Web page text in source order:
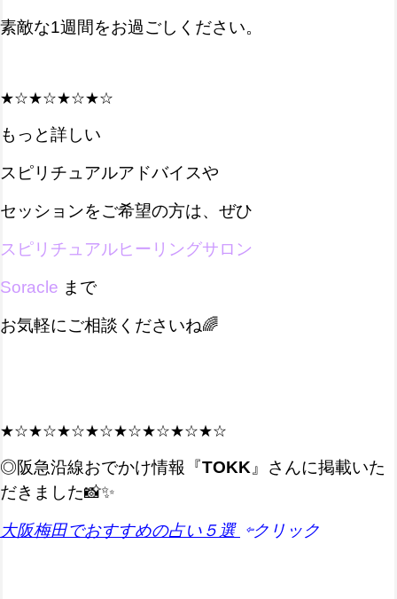
素敵な1週間をお過ごしください。
★☆★☆★☆★☆
もっと詳しい
スピリチュアルアドバイスや
セッションをご希望の方は、 ぜひ
スピリチュアルヒーリングサロン
Soracle まで
お気軽にご相談くださいね🌈
★☆★☆★☆★☆★☆★☆★☆★☆
◎阪急沿線おでかけ情報『TOKK』さんに掲載いた
だきました📸✨
大阪梅田でおすすめの占い５選 ⇦クリック